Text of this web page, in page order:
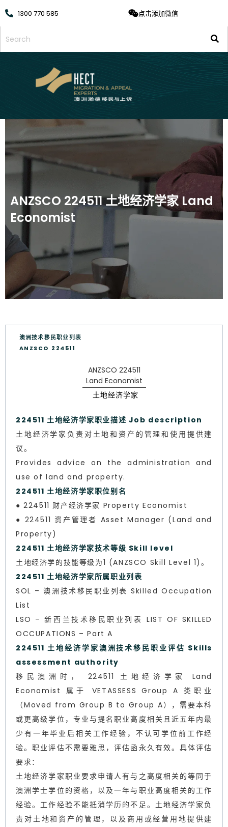
1300 770 585 点击添加微信
ANZSCO 224511 土地经济学家 Land
Economist
澳洲技术移民职业列表
ANZSCO 224511
ANZSCO 224511
Land Economist
土地经济学家
224511 土地经济学家职业描述 Job description
土地经济学家负责对土地和资产的管理和使用提供建
议。
Provides advice on the administration and
use of land and property.
224511 土地经济学家职位别名
● 224511 财产经济学家 Property Economist
● 224511 资产管理者 Asset Manager (Land and
Property)
224511 土地经济学家技术等级 Skill level
土地经济学的技能等级为1 (ANZSCO Skill Level 1)。
224511 土地经济学家所属职业列表
SOL – 澳洲技术移民职业列表 Skilled Occupation
List
LSO – 新西兰技术移民职业列表 LIST OF SKILLED
OCCUPATIONS – Part A
224511 土地经济学家澳洲技术移民职业评估 Skills
assessment authority
移民澳洲时， 224511 土地经济学家 Land
Economist 属于 VETASSESS Group A 类职业
（Moved from Group B to Group A），需要本科
或更高级学位，专业与提名职业高度相关且近五年内最
少有一年毕业后相关工作经验，不认可学位前工作经
验。职业评估不需要雅思，评估函永久有效。具体评估
要求：
土地经济学家职业要求申请人有与之高度相关的等同于
澳洲学士学位的资格，以及一年与职业高度相关的工作
经验。工作经验不能抵消学历的不足。土地经济学家负
责对土地和资产的管理，以及商用或经营用地提供建